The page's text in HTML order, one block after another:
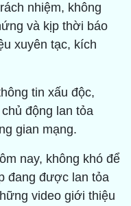
nhiệm, không
và kịp thời báo
xuyên tạc, kích
tin xấu độc,
động lan tỏa
gian mạng.
nay, không khó để
đang được lan tỏa
video giới thiệu